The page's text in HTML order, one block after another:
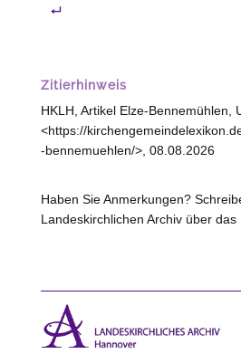
Zitierhinweis
HKLH, Artikel Elze-Bennemühlen,
<https://
-bennemuehlen/>, 08.08.2026
Haben Sie Anmerkungen?
Landeskirchlichen Archiv über das